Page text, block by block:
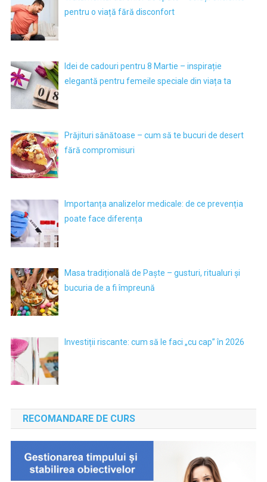
pentru o viață fără disconfort
Idei de cadouri pentru 8 Martie – inspirație
elegantă pentru femeile speciale din viața ta
Prăjituri sănătoase – cum să te bucuri de desert
fără compromisuri
Importanța analizelor medicale: de ce prevenția
poate face diferența
Masa tradițională de Paște – gusturi, ritualuri și
bucuria de a fi împreună
Investiții riscante: cum să le faci „cu cap” în 2026
RECOMANDARE DE CURS